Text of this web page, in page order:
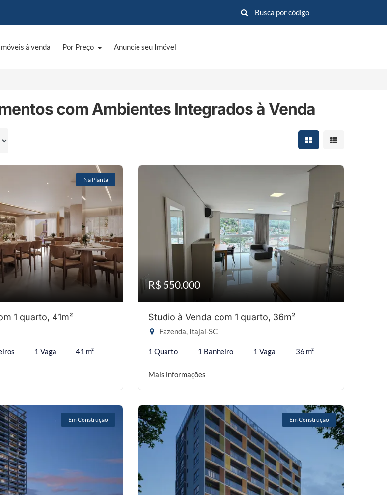
à venda Por Preço Anuncie seu Imóvel
com Ambientes Integrados à Venda
Mostrar resultados em
Mostrar
Na Planta
1 quarto, 41m²
1 Vaga 41 m²
R$ 550.000
Studio à Venda com 1 quarto, 36m²
Fazenda, Itajaí-SC
1 Quarto 1 Banheiro 1 Vaga 36 m²
Mais informações
Em Construção Em Construção